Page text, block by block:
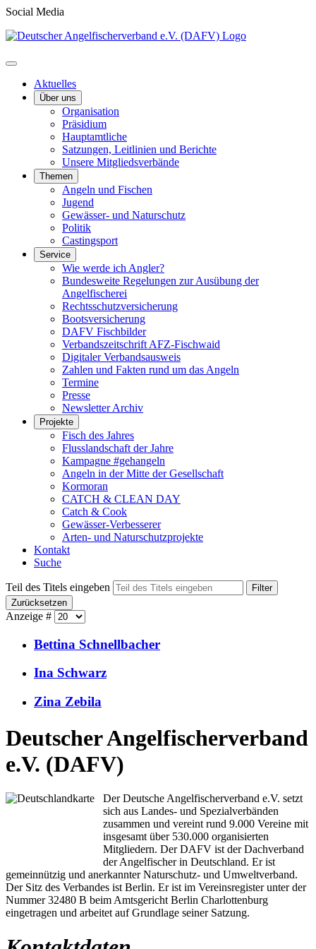
Social Media
Aktuelles
Über uns
Organisation
Präsidium
Hauptamtliche
Satzungen, Leitlinien und Berichte
Unsere Mitgliedsverbände
Themen
Angeln und Fischen
Jugend
Gewässer- und Naturschutz
Politik
Castingsport
Service
Wie werde ich Angler?
Bundesweite Regelungen zur Ausübung der
Angelfischerei
Rechtsschutzversicherung
Bootsversicherung
DAFV Fischbilder
Verbandszeitschrift AFZ-Fischwaid
Digitaler Verbandsausweis
Zahlen und Fakten rund um das Angeln
Termine
Presse
Newsletter Archiv
Projekte
Fisch des Jahres
Flusslandschaft der Jahre
Kampagne #gehangeln
Angeln in der Mitte der Gesellschaft
Kormoran
CATCH & CLEAN DAY
Catch & Cook
Gewässer-Verbesserer
Arten- und Naturschutzprojekte
Kontakt
Suche
Teil des Titels eingeben
Filter
Zurücksetzen
Anzeige #
Bettina Schnellbacher
Ina Schwarz
Zina Zebila
Deutscher Angelfischerverband
e.V. (DAFV)
Der Deutsche Angelfischerverband e.V. setzt
sich aus Landes- und Spezialverbänden
zusammen und vereint rund 9.000 Vereine mit
insgesamt über 530.000 organisierten
Mitgliedern. Der DAFV ist der Dachverband
der Angelfischer in Deutschland. Er ist
gemeinnützig und anerkannter Naturschutz- und Umweltverband.
Der Sitz des Verbandes ist Berlin. Er ist im Vereinsregister unter der
Nummer 32480 B beim Amtsgericht Berlin Charlottenburg
eingetragen und arbeitet auf Grundlage seiner Satzung.